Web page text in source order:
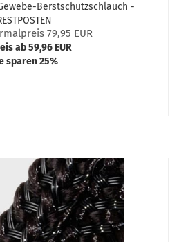
Gewebe-Berstschutzschlauch -
79,95 EUR
ab 59,96 EUR
sparen 25%